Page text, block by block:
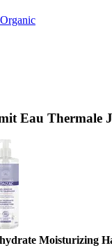
Eau Thermale
Moisturizing